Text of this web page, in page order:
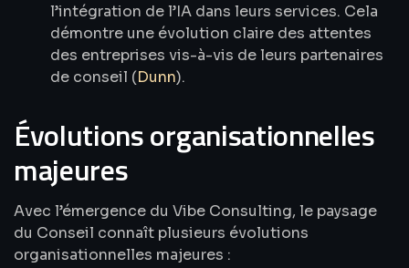
l’intégration de l’IA dans leurs services. Cela
démontre une évolution claire des attentes
des entreprises vis-à-vis de leurs partenaires
de conseil (Dunn).
Évolutions organisationnelles
majeures
Avec l’émergence du Vibe Consulting, le paysage
du Conseil connaît plusieurs évolutions
organisationnelles majeures :